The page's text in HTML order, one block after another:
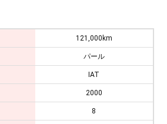
121,000km
パール
IAT
2000
8